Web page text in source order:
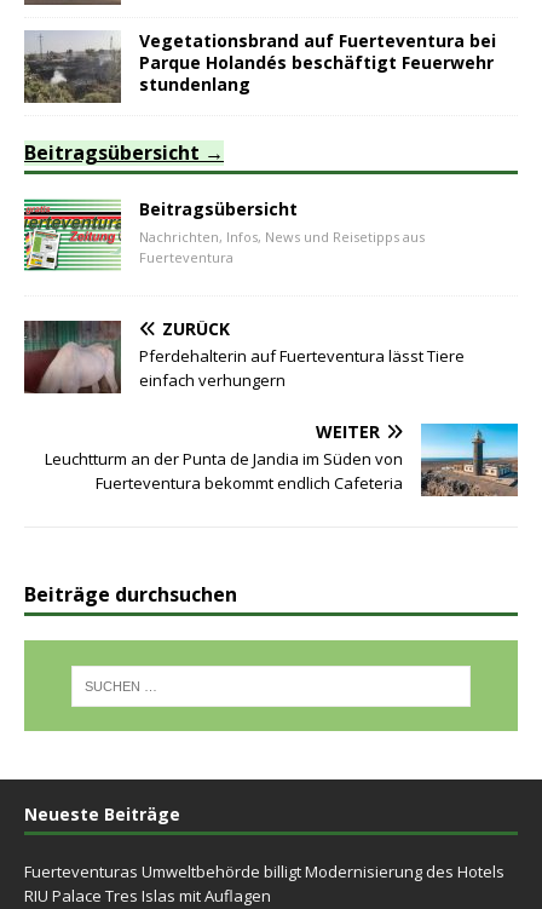
Vegetationsbrand auf Fuerteventura bei
Parque Holandés beschäftigt Feuerwehr
stundenlang
Beitragsübersicht
Beitragsübersicht
Nachrichten, Infos, News und Reisetipps aus
Fuerteventura
ZURÜCK
Pferdehalterin auf Fuerteventura lässt Tiere
einfach verhungern
WEITER
Leuchtturm an der Punta de Jandia im Süden von
Fuerteventura bekommt endlich Cafeteria
Beiträge durchsuchen
Neueste Beiträge
Fuerteventuras Umweltbehörde billigt Modernisierung des Hotels
RIU Palace Tres Islas mit Auflagen